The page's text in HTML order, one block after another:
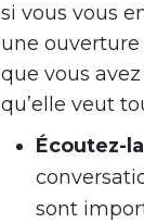
si vous vous
une ouverture
que vous
qu’elle veut
Écoutez-
sont